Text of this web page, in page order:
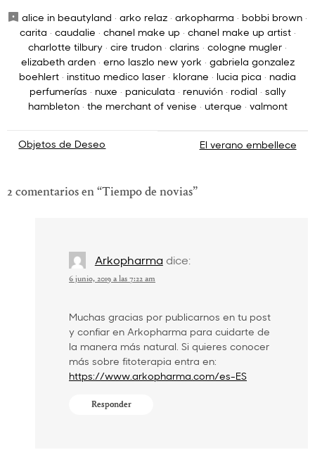
alice in beautyland · arko relaz · arkopharma · bobbi brown ·
carita · caudalie · chanel make up· chanel make up artist·
charlotte tilbury · cire trudon · clarins · cologne mugler ·
elizabeth arden· erno laszlo new york · gabriela gonzalez
boehlert · instituo medico laser · klorane · lucia pica · nadia
perfumerías · nuxe · paniculata · renuvión· rodial · sally
hambleton· the merchant of venise · uterque · valmont
Navegación
entradas
Objetos de Deseo El verano embellece
2 comentarios en “Tiempo de novias”
Arkopharma dice:
6 junio, 2019 a las 7:22 am
Muchas gracias por publicarnos en tu post
y confiar en Arkopharma para cuidarte de
la manera más natural. Si quieres conocer
más sobre fitoterapia entra en:
https://www.arkopharma.com/es-ES
Responder